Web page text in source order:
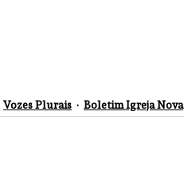
Vozes Plurais Boletim Igreja Nova